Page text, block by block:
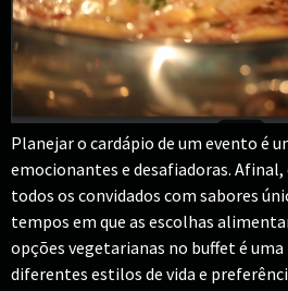
Planejar o cardápio de um evento é
emocionantes e desafiadoras.
todos os convidados com sabores
tempos em que as escolhas
opções vegetarianas no buffet é
diferentes estilos de vida e